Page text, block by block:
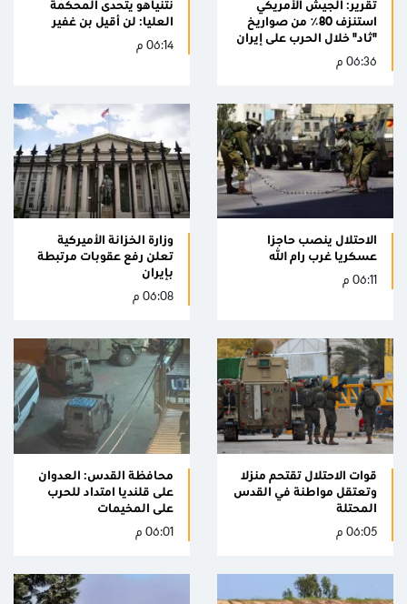
تقرير: الجيش الأمريكي
استنزف 80٪ من صواريخ
"ثاد" خلال الحرب على إيران
06:36 م
نتنياهو يتحدى المحكمة
العليا: لن أقيل بن غفير
06:14 م
الاحتلال ينصب حاجزا
عسكريا غرب رام الله
06:11 م
وزارة الخزانة الأميركية
تعلن رفع عقوبات مرتبطة
بإيران
06:08 م
قوات الاحتلال تقتحم منزلا
وتعتقل مواطنة في القدس
المحتلة
06:05 م
محافظة القدس: العدوان
على قلنديا امتداد للحرب
على المخيمات
06:01 م